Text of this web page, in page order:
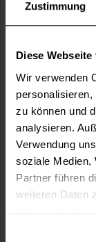
Zustimmung
Diese
Wir verwenden
zu können und
analysieren.
Verwendung
soziale Medien,
Partner führen
weiteren Daten
Besonders